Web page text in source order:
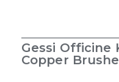
Gessi Officine
Copper